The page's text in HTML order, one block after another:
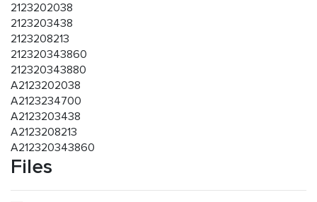
2123202038
2123203438
2123208213
212320343860
212320343880
A2123202038
A2123234700
A2123203438
A2123208213
A212320343860
Files